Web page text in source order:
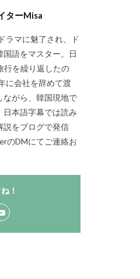
ターMisa
ラマに魅了され、ド
語をマスター。日
行を繰り返したの
に会社を辞めて渡
ながら、韓国現地で
本語字幕では読み
説をブログで発信
のDMにてご連絡お
！